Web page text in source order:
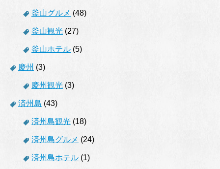
釜山グルメ (48)
釜山観光 (27)
釜山ホテル (5)
慶州 (3)
慶州観光 (3)
済州島 (43)
済州島観光 (18)
済州島グルメ (24)
済州島ホテル (1)